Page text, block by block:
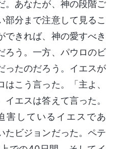
。あなたが、神の段階ご
部分まで注意して見るこ
できれば、神の愛すべき
ろう。一方、パウロのビ
ったのだろう。イエスが
こう言った。「主よ、
エスは答えて言った。
害しているイエスであ
たビジョンだった。ペテ